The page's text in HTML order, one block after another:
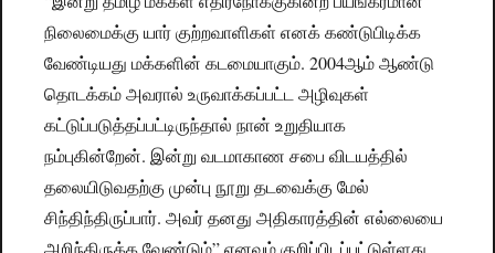
நிலைமைக்கு யார் குற்றவாளிகள் எனக் கண்டுபிடிக்க
வேண்டியது மக்களின் கடமையாகும். 2004ஆம் ஆண்டு
தொடக்கம் அவரால் உருவாக்கப்பட்ட அழிவுகள்
கட்டுப்படுத்தப்பட்டிருந்தால் நான் உறுதியாக
நம்புகின்றேன். இன்று வடமாகாண சபை விடயத்தில்
தலையிடுவதற்கு முன்பு நூறு தடவைக்கு மேல்
சிந்திந்திருப்பார். அவர் தனது அதிகாரத்தின் எல்லையை